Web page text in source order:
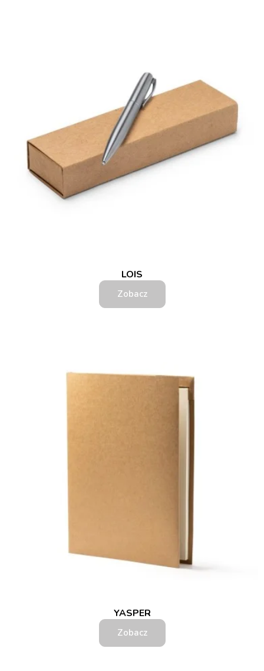
LOIS
Zobacz
YASPER
Zobacz